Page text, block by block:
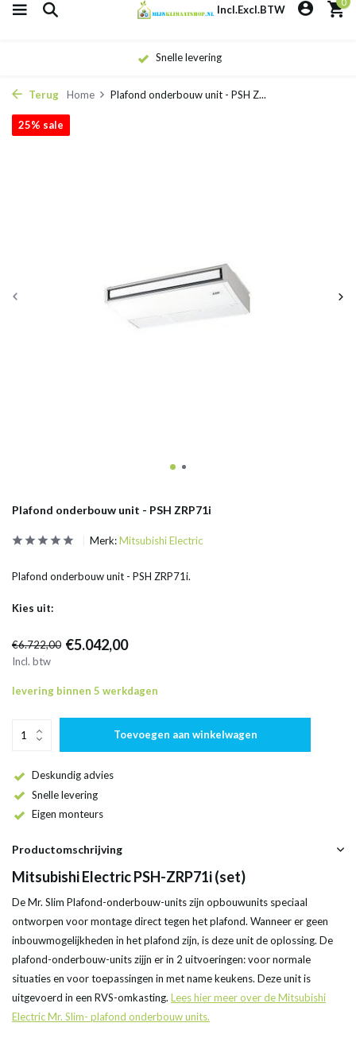
Incl.Excl.BTW
Eigen monteurs
Terug Home Plafond onderbouw unit - PSH Z...
Plafond onderbouw unit - PSH ZRP71i
25% sale
Merk:Mitsubishi Electric
Plafond onderbouw unit - PSH ZRP71i.
Kies uit:
€6.722,00 €5.042,00
Incl. btw
levering binnen 5 werkdagen
Toevoegen aan winkelwagen
Deskundig advies
Snelle levering
Eigen monteurs
Productomschrijving
Mitsubishi Electric PSH-ZRP71i (set)
De Mr. Slim Plafond-onderbouw-units zijn opbouwunits speciaal
ontworpen voor montage direct tegen het plafond. Wanneer er geen
inbouwmogelijkheden in het plafond zijn, is deze unit de oplossing. De
plafond-onderbouw-units zijjn er in 2 uitvoeringen: voor normale
situaties en voor toepassingen in met name keukens. Deze unit is
uitgevoerd in een RVS-omkasting. Lees hier meer over de Mitsubishi
Electric Mr. Slim- plafond onderbouw units.